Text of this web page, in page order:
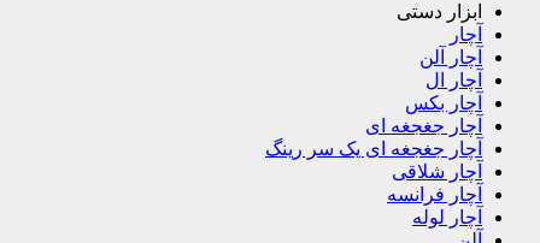
ابزار دستی
آچار
آچار آلن
آچار ال
آچار بکس
آچار جغجغه ای
آچار جغجغه ای یک سر رینگ
آچار شلاقی
آچار فرانسه
آچار لوله